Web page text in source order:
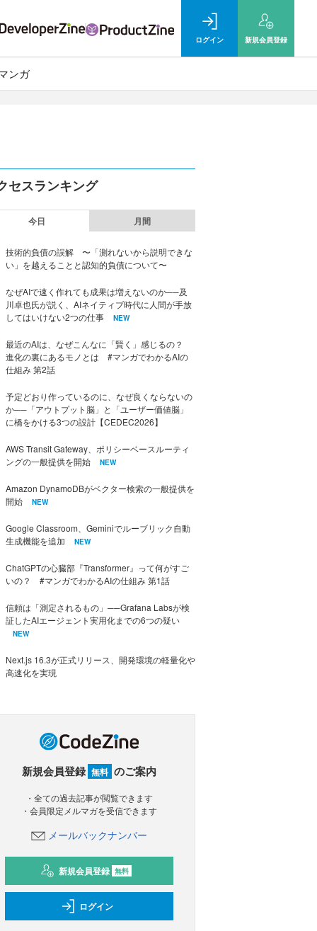
ログイン 新規会員登録
ンガ
セスランキング
今日 月間
技術的負債の誤解 〜「測れないから説明できな
い」を越えることと認知的負債について〜
なぜAIで速く作れても成果は増えないのか──及
川卓也氏が説く、AIネイティブ時代に人間が手放
してはいけない2つの仕事
NEW
最近のAIは、なぜこんなに「賢く」感じるの？
進化の裏にあるモノとは #マンガでわかるAIの
仕組み 第2話
予定どおり作っているのに、なぜ良くならないの
か──「アウトプット脳」と「ユーザー価値脳」
に橋をかける3つの設計【CEDEC2026】
AWS Transit Gateway、ポリシーベースルーティ
ングの一般提供を開始
NEW
Amazon DynamoDBがベクター検索の一般提供を
開始
NEW
Google Classroom、Geminiでルーブリック自動
生成機能を追加
NEW
ChatGPTの心臓部『Transformer』って何がすご
いの？ #マンガでわかるAIの仕組み 第1話
信頼は「測定されるもの」──Grafana Labsが検
証したAIエージェント実用化までの6つの疑い
NEW
Next.js 16.3が正式リリース、開発環境の軽量化や
高速化を実現
新規会員登録 無料 のご案内
・全ての過去記事が閲覧できます
・会員限定メルマガを受信できます
メールバックナンバー
新規会員登録 無料
ログイン